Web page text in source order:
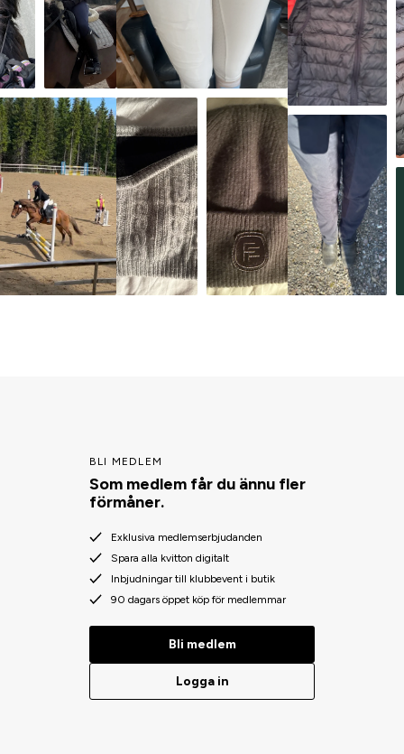
BLI MEDLEM
Som medlem får du ännu fler
förmåner.
Exklusiva medlemserbjudanden
Spara alla kvitton digitalt
Inbjudningar till klubbevent i butik
90 dagars öppet köp för medlemmar
Bli medlem
Logga in